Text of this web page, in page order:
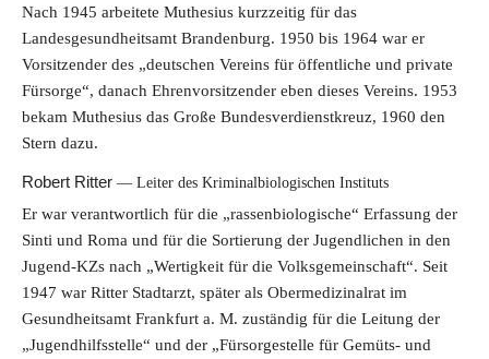
Nach 1945 arbeitete Muthesius kurzzeitig für das
Landesgesundheitsamt Brandenburg. 1950 bis 1964 war er
Vorsitzender des „deutschen Vereins für öffentliche und private
Fürsorge“, danach Ehrenvorsitzender eben dieses Vereins. 1953
bekam Muthesius das Große Bundesverdienstkreuz, 1960 den
Stern dazu.
Robert Ritter Leiter des Kriminalbiologischen Instituts
Er war verantwortlich für die „rassenbiologische“ Erfassung der
Sinti und Roma und für die Sortierung der Jugendlichen in den
Jugend-KZs nach „Wertigkeit für die Volksgemeinschaft“. Seit
1947 war Ritter Stadtarzt, später als Obermedizinalrat im
Gesundheitsamt Frankfurt a. M. zuständig für die Leitung der
„Jugendhilfsstelle“ und der „Fürsorgestelle für Gemüts- und